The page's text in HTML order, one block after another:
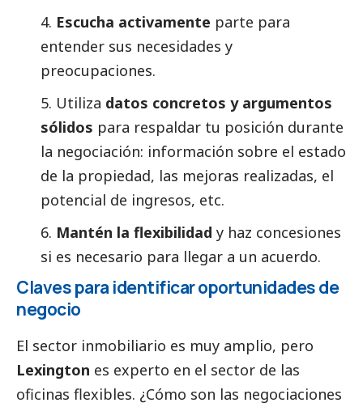
4. Escucha activamente parte para
entender sus necesidades y
preocupaciones.
5. Utiliza datos concretos y argumentos
sólidos para respaldar tu posición durante
la negociación: información sobre el estado
de la propiedad, las mejoras realizadas, el
potencial de ingresos, etc.
6. Mantén la flexibilidad y haz concesiones
si es necesario para llegar a un acuerdo.
Claves para identificar oportunidades de
negocio
El sector inmobiliario es muy amplio, pero
Lexington es experto en el sector de las
oficinas flexibles. ¿Cómo son las negociaciones